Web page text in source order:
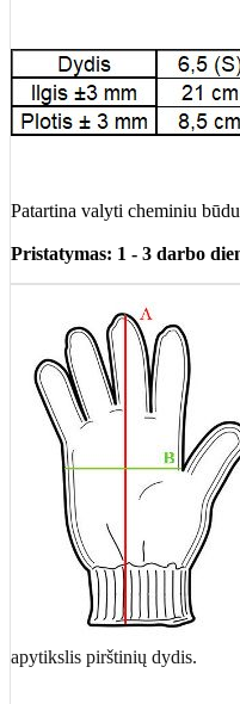
Patartina valyti cheminiu
Pristatymas: 1 - 3 darbo
apytikslis pirštinių dydis.